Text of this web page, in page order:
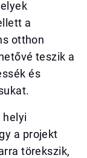
a
otthon
teszik a
és
helyi
a projekt
törekszik,